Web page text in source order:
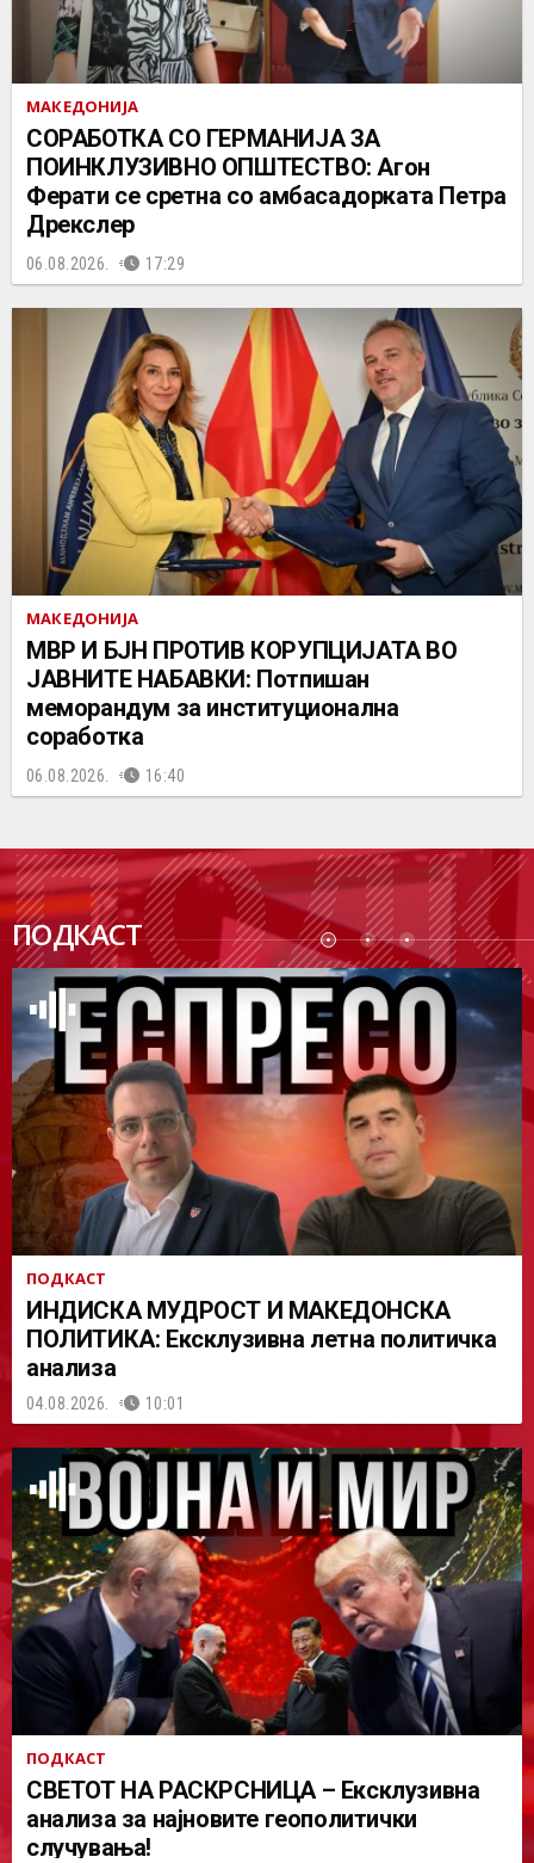
МАКЕДОНИЈА
СОРАБОТКА СО ГЕРМАНИЈА ЗА
ПОИНКЛУЗИВНО ОПШТЕСТВО: Агон
Ферати се сретна со амбасадорката Петра
Дрекслер
06.08.2026. 17:29
МАКЕДОНИЈА
МВР И БЈН ПРОТИВ КОРУПЦИЈАТА ВО
ЈАВНИТЕ НАБАВКИ: Потпишан
меморандум за институционална
соработка
06.08.2026. 16:40
ПОДКАСТ
ПОДК
АСТ
ПОДКАСТ
ИНДИСКА МУДРОСТ И МАКЕДОНСКА
ПОЛИТИКА: Ексклузивна летна политичка
анализа
04.08.2026. 10:01
ПОДКАСТ
СВЕТОТ НА РАСКРСНИЦА – Ексклузивна
анализа за најновите геополитички
случувања!